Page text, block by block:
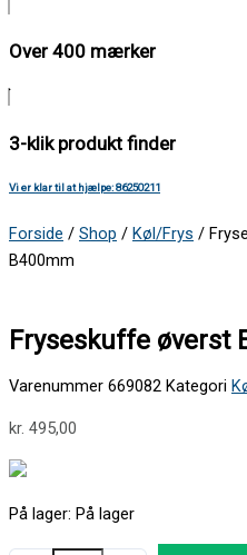
Over 400 mærker
3-klik produkt finder
Vi er klar til at hjælpe: 86250211
Forside / Shop / Køl/Frys /
B400mm
Fryseskuffe øverst
Varenummer 669082 Kategori
kr. 495,00
På lager: På lager